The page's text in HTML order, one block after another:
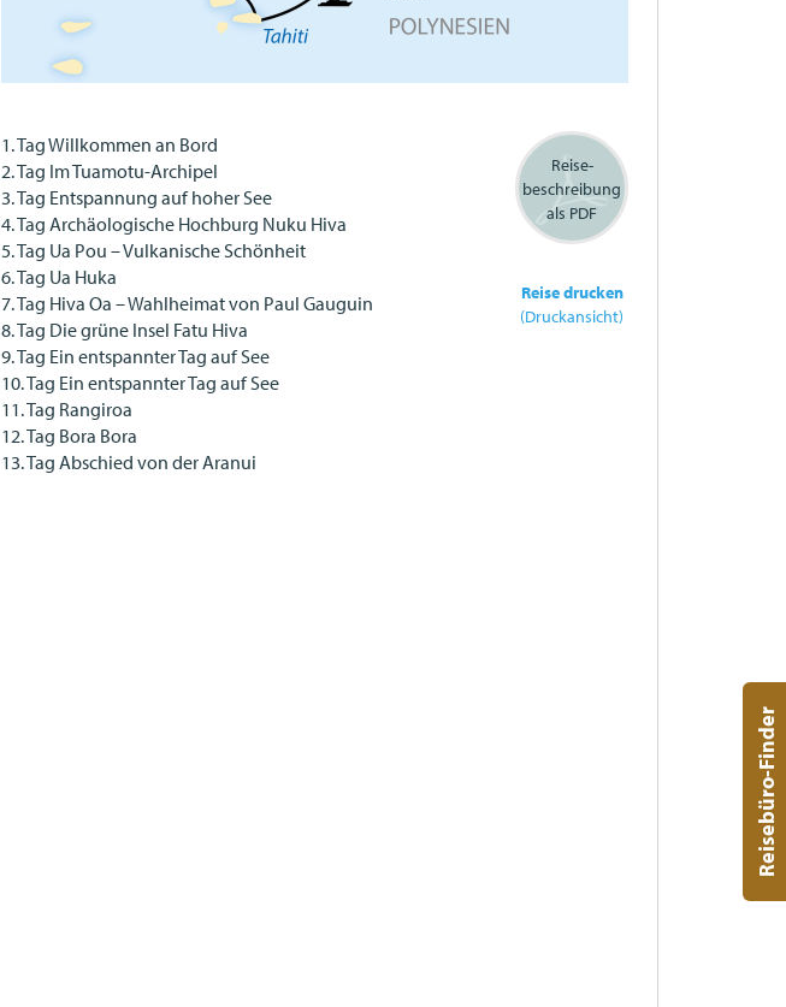
Reise-
beschreibung
als PDF
Reise drucken
(Druckansicht)
1. Tag Willkommen an Bord
2. Tag Im Tuamotu-Archipel
3. Tag Entspannung auf hoher See
4. Tag Archäologische Hochburg Nuku Hiva
5. Tag Ua Pou – Vulkanische Schönheit
6. Tag Ua Huka
7. Tag Hiva Oa – Wahlheimat von Paul Gauguin
8. Tag Die grüne Insel Fatu Hiva
9. Tag Ein entspannter Tag auf See
10. Tag Ein entspannter Tag auf See
11. Tag Rangiroa
12. Tag Bora Bora
13. Tag Abschied von der Aranui
Reisebüro-Finder